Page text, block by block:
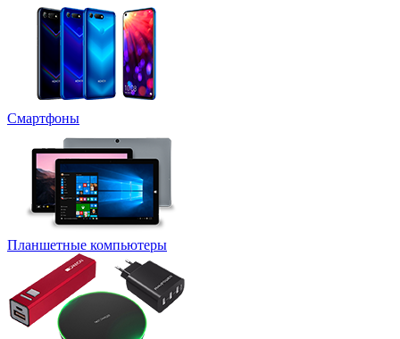
Смартфоны
Планшетные компьютеры